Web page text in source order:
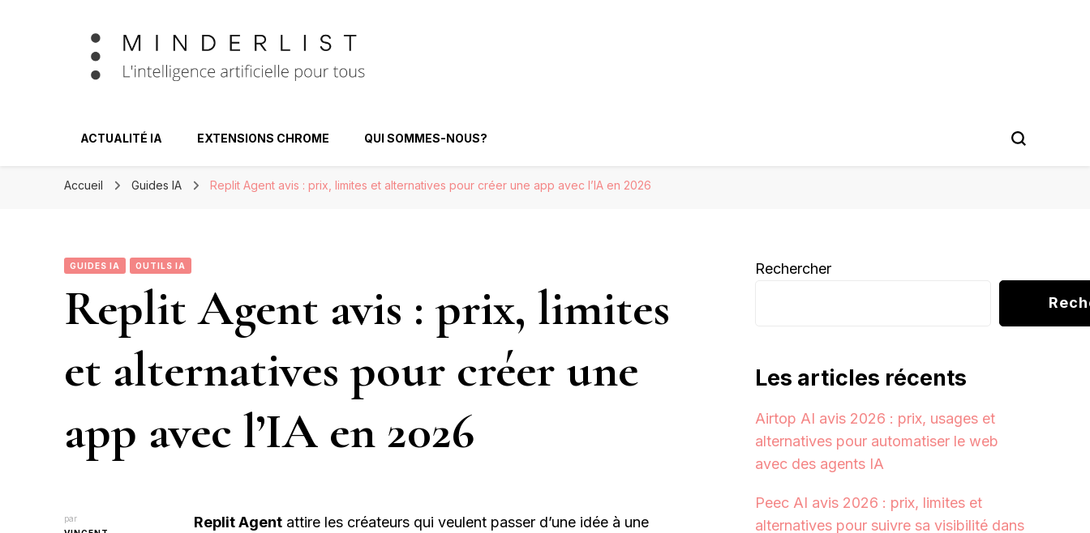
Minderlist – Intelligence Artificielle
ACTUALITÉ IA EXTENSIONS CHROME QUI SOMMES-NOUS?
Accueil Guides IA Replit Agent avis : prix, limites et alternatives pour créer une app avec l’IA en 2026
GUIDES IA OUTILS IA
Replit Agent avis : prix, limites
et alternatives pour créer une
app avec l’IA en 2026
par
Replit Agent attire les créateurs qui veulent passer d’une idée à une
Rechercher
Les articles récents
Airtop AI avis 2026 : prix, usages et
alternatives pour automatiser le web
avec des agents IA
Peec AI avis 2026 : prix, limites et
alternatives pour suivre sa visibilité dans